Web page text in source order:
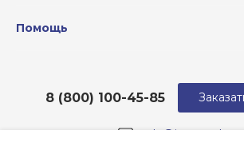
Помощь
sale@intecweb.ru
8 (800) 100-45-85